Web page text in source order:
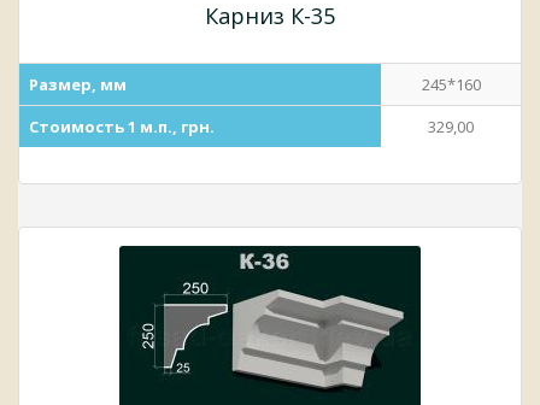
Карниз К-35
Размер, мм
245*160
Стоимость 1 м.п., грн.
329,00